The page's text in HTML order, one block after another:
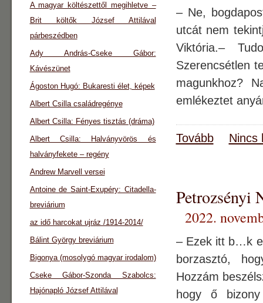
– Ne,
utcát nem
Viktória.–
Szerencsétlen
magunkhoz?
emlékeztet
Tovább Nincs
Petrozsényi
2022.
– Ezek itt b…k
borzasztó,
Hozzám
hogy ő
A magyar költészettől megihletve –
Brit költők József Attilával
párbeszédben
Ady András-Cseke Gábor:
Kávészünet
Ágoston Hugó: Bukaresti élet, képek
Albert Csilla családregénye
Albert Csilla: Fényes tisztás (dráma)
Albert Csilla: Halványvörös és
halványfekete – regény
Andrew Marvell versei
Antoine de Saint-Exupéry: Citadella-
breviárium
az idő harcokat ujráz /1914-2014/
Bálint György breviárium
Bigonya (mosolygó magyar irodalom)
Cseke Gábor-Szonda Szabolcs:
Hajónapló József Attilával